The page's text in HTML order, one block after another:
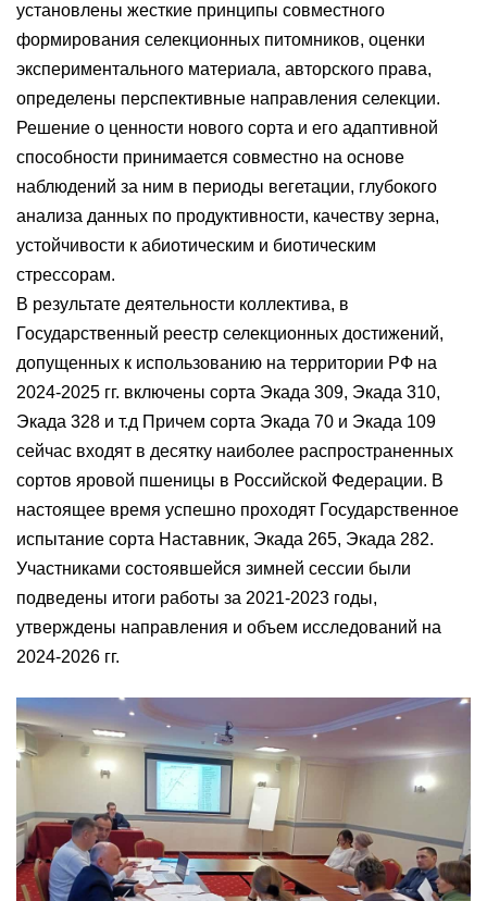
установлены жесткие принципы совместного
формирования селекционных питомников, оценки
экспериментального материала, авторского права,
определены перспективные направления селекции.
Решение о ценности нового сорта и его адаптивной
способности принимается совместно на основе
наблюдений за ним в периоды вегетации, глубокого
анализа данных по продуктивности, качеству зерна,
устойчивости к абиотическим и биотическим
стрессорам.
В результате деятельности коллектива, в
Государственный реестр селекционных достижений,
допущенных к использованию на территории РФ на
2024-2025 гг. включены сорта Экада 309, Экада 310,
Экада 328 и т.д Причем сорта Экада 70 и Экада 109
сейчас входят в десятку наиболее распространенных
сортов яровой пшеницы в Российской Федерации. В
настоящее время успешно проходят Государственное
испытание сорта Наставник, Экада 265, Экада 282.
Участниками состоявшейся зимней сессии были
подведены итоги работы за 2021-2023 годы,
утверждены направления и объем исследований на
2024-2026 гг.